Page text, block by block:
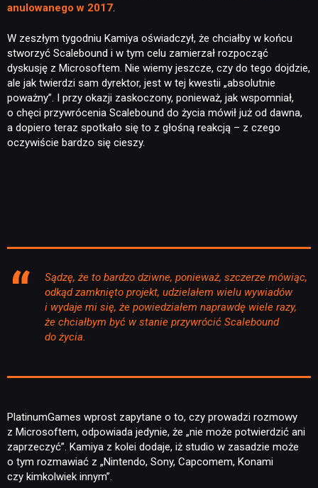
anulowanego w 2017
W zeszłym tygodniu Kamiya oświadczył, że chciałby w końcu
stworzyć Scalebound i w tym celu zamierzał rozpocząć
dyskusję z Microsoftem. Nie wiemy jeszcze, czy do tego dojdzie,
ale jak twierdzi sam dyrektor, jest w tej kwestii „absolutnie
poważny”. I przy okazji zaskoczony, ponieważ, jak wspomniał,
o chęci przywrócenia Scalebound do życia mówił już od dawna,
a dopiero teraz spotkało się to z głośną reakcją – z czego
oczywiście bardzo się cieszy.
Sądzę, że to bardzo dziwne, ponieważ, szczerze mówiąc,
odkąd zamknięto projekt, udzielałem wielu wywiadów
i wydaje mi się, że powiedziałem naprawdę wiele razy,
że chciałbym być w stanie przywrócić Scalebound
do życia.
PlatinumGames wprost zapytane o to, czy prowadzi rozmowy
z Microsoftem, odpowiada jedynie, że „nie może potwierdzić ani
zaprzeczyć”. Kamiya z kolei dodaje, iż studio w zasadzie może
o tym rozmawiać z „Nintendo, Sony, Capcomem, Konami
czy kimkolwiek innym”.